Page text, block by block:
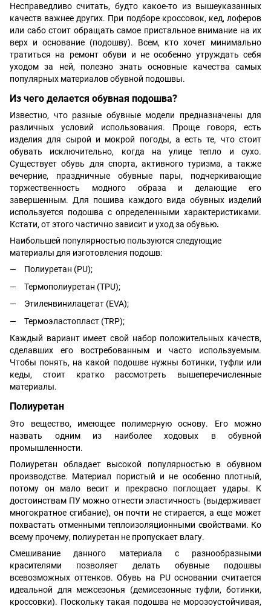
Несправедливо считать, будто какое-то из вышеуказанных
качеств важнее других. При подборе кроссовок, кед, лоферов
или сабо стоит обращать самое пристальное внимание на их
верх и основание (подошву). Всем, кто хочет минимально
тратиться на ремонт обуви и не особенно утруждать себя
уходом за ней, полезно знать основные качества самых
популярных материалов обувной подошвы.
Из чего делается обувная подошва?
Известно, что разные обувные модели предназначены для
различных условий использования. Проще говоря, есть
изделия для сырой и мокрой погоды, а есть те, что стоит
обувать исключительно, когда на улице тепло и сухо.
Существует обувь для спорта, активного туризма, а также
вечерние, праздничные обувные пары, подчеркивающие
торжественность модного образа и делающие его
завершенным. Для пошива каждого вида обувных изделий
используется подошва с определенными характеристиками.
Кстати, от этого частично зависит и уход за обувью.
Наибольшей популярностью пользуются следующие
материалы для изготовления подошв:
Полиуретан (PU);
Термополиуретан (TPU);
Этиленвинилацетат (EVA);
Термоэластопласт (TRP);
Каждый вариант имеет свой набор положительных качеств,
сделавших его востребованным и часто используемым.
Чтобы понять, на какой подошве нужны ботинки, туфли или
кеды, стоит кратко рассмотреть вышеперечисленные
материалы.
Полиуретан
Это вещество, имеющее полимерную основу. Его можно
назвать одним из наиболее ходовых в обувной
промышленности.
Полиуретан обладает высокой популярностью в обувном
производстве. Материал пористый и не особенно плотный,
потому он мало весит и прекрасно поглощает удары. К
достоинствам ПУ можно отнести эластичность (выдерживает
многократное сгибание), он почти не стирается, а еще может
похвастать отменными теплоизоляционными свойствами. Ко
всему прочему, полиуретан не пропускает влагу.
Смешивание данного материала с разнообразными
красителями позволяет делать обувные подошвы
всевозможных оттенков. Обувь на PU основании считается
идеальной для межсезонья (демисезонные туфли, ботинки,
кроссовки). Поскольку такая подошва не морозоустойчивая,